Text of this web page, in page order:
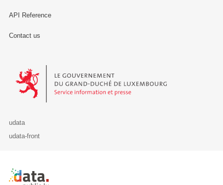
API Reference
Contact us
Le Gouvernement du Grand-Duché de Luxembourg - Service
udata
udata-front
Retour à l'accueil de data.public.lu